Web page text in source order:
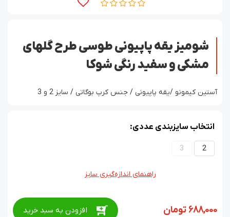
شومیز یقه پاپیونی طوسی طرح گلهای
مشکی و سفید رنگی شوکا
آستین کیمونو /یقه پاپیونی / جنس کرپ بوگاتی / سایز 2 و 3
انتخاب سایزبندی عددی:
2
3
راهنمای اندازه‌گیری سایز
688,000تومان افزودن به سبد خرید